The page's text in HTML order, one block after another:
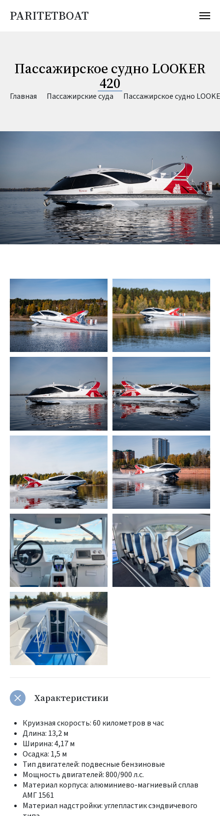
PARITETBOAT
Пассажирское судно LOOKER
420
Главная Пассажирские суда Пассажирское судно
Характеристики
Круизная скорость: 60 километров в час
Длина: 13,2 м
Ширина: 4,17 м
Осадка: 1,5 м
Тип двигателей: подвесные бензиновые
Мощность двигателей: 800/900 л.с.
Материал корпуса: алюминиево-магниевый сплав
АМГ 1561
Материал надстройки: углепластик сэндвичевого